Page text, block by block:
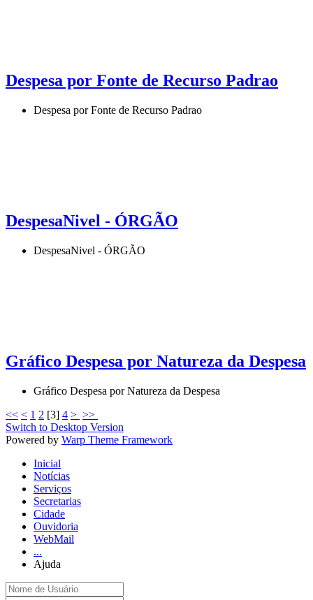
Despesa por Fonte de Recurso Padrao
Despesa por Fonte de Recurso Padrao
DespesaNivel - ÓRGÃO
DespesaNivel - ÓRGÃO
Gráfico Despesa por Natureza da Despesa
Gráfico Despesa por Natureza da Despesa
<< < 1 2 [3] 4 > >>
Switch to Desktop Version
Powered by Warp Theme Framework
Inicial
Notícias
Serviços
Secretarias
Cidade
Ouvidoria
WebMail
...
Ajuda